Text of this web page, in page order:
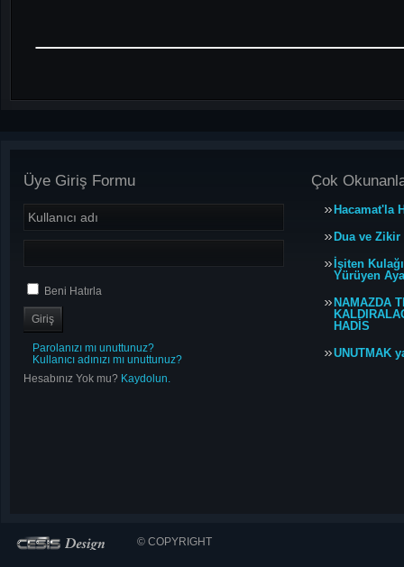
Üye Giriş Formu
Beni Hatırla
Parolanızı mı unuttunuz?
Kullanıcı adınızı mı unuttunuz?
Hesabınız Yok mu? Kaydolun.
Çok
Hacamat'la
Dua ve
İşiten
Yürüyen
NAMAZDA
HADİS
UNUTMAK
© COPYRIGHT